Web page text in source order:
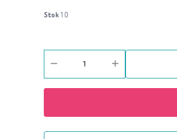
Stok10